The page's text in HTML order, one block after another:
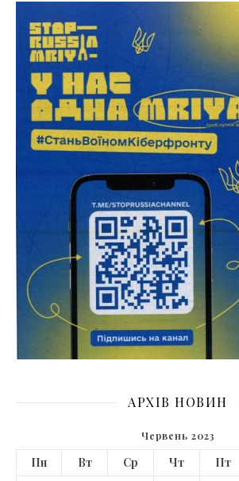
АРХІВ НОВИН
Червень 2023
Пн Вт Ср Чт Пт